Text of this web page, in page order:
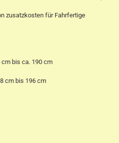
zusatzkosten für Fahrfertige
bis ca. 190 cm
cm bis 196 cm